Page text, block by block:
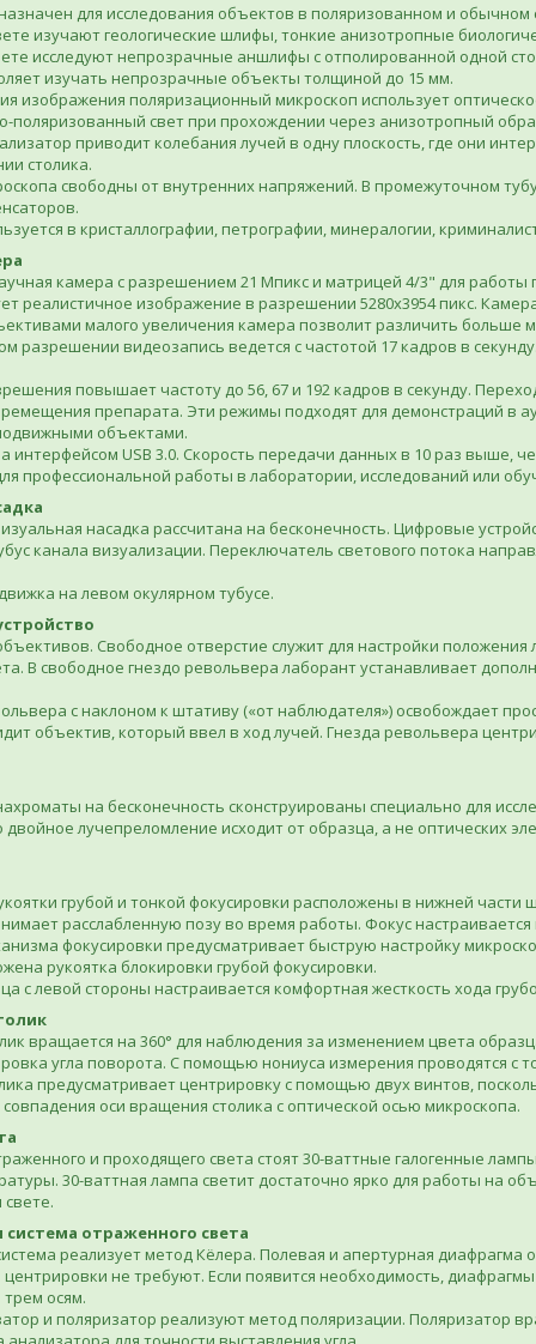
для исследования объектов в поляризованном и обычном
изучают геологические шлифы, тонкие анизотропные
исследуют непрозрачные аншлифы с отполированной одной
изучать непрозрачные объекты толщиной до 15 мм.
изображения поляризационный микроскоп использует
поляризованный свет при прохождении через анизотропный
приводит колебания лучей в одну плоскость, где они
столика.
свободны от внутренних напряжений. В промежуточном
в кристаллографии, петрографии, минералогии,
камера с разрешением 21 Мпикс и матрицей 4/3" для работы
реалистичное изображение в разрешении 5280x3954 пикс.
малого увеличения камера позволит различить больше
разрешении видеозапись ведется с частотой 17 кадров в
повышает частоту до 56, 67 и 192 кадров в секунду.
препарата. Эти режимы подходят для демонстраций в
объектами.
интерфейсом USB 3.0. Скорость передачи данных в 10 раз выше,
профессиональной работы в лаборатории, исследований или
насадка рассчитана на бесконечность. Цифровые
канала визуализации. Переключатель светового потока
на левом окулярном тубусе.
Свободное отверстие служит для настройки положения
В свободное гнездо револьвера лаборант устанавливает
с наклоном к штативу («от наблюдателя») освобождает
объектив, который ввел в ход лучей. Гнезда револьвера
на бесконечность сконструированы специально для
двойное лучепреломление исходит от образца, а не оптических
грубой и тонкой фокусировки расположены в нижней
расслабленную позу во время работы. Фокус настраивается
фокусировки предусматривает быструю настройку
рукоятка блокировки грубой фокусировки.
с левой стороны настраивается комфортная жесткость хода
вращается на 360° для наблюдения за изменением цвета
угла поворота. С помощью нониуса измерения проводятся с
предусматривает центрировку с помощью двух винтов,
оси вращения столика с оптической осью микроскопа.
и проходящего света стоят 30-ваттные галогенные
30-ваттная лампа светит достаточно ярко для работы на
отраженного света
реализует метод Кёлера. Полевая и апертурная
не требуют. Если появится необходимость,
осям.
и поляризатор реализуют метод поляризации. Поляризатор